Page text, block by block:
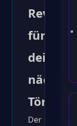
Reviere
für
deinen
Törn
Der